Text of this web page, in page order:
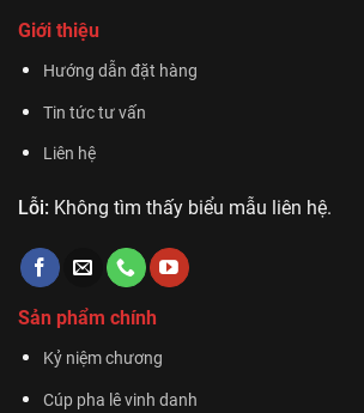
Giới thiệu
Hướng dẫn đặt hàng
Tin tức tư vấn
Liên hệ
Lỗi: Không tìm thấy biểu mẫu liên hệ.
Sản phẩm chính
Kỷ niệm chương
Cúp pha lê vinh danh